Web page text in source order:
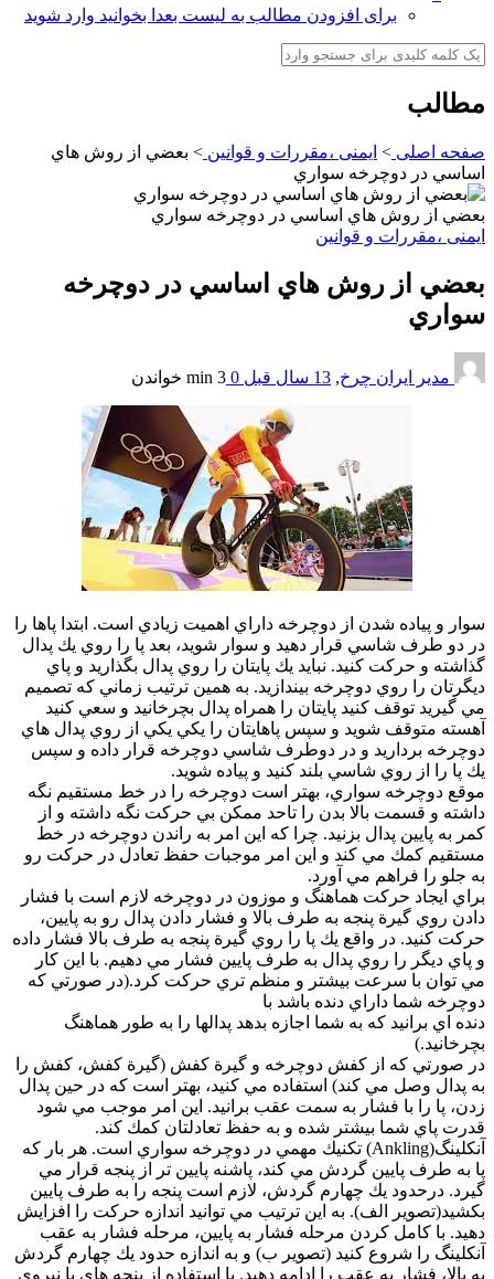
برای افزودن مطالب به لیست بعدا بخوانید وارد شوید
مطالب
صفحه اصلی > ایمنی ،مقررات و قوانین > بعضي از روش هاي
اساسي در دوچرخه سواري
بعضي از روش هاي اساسي در دوچرخه سواري
ایمنی ،مقررات و قوانین
بعضي از روش هاي اساسي در دوچرخه
سواري
مدیر ایران چرخ, 13 سال قبل 0
3 min خواندن
سوار و پياده شدن از دوچرخه داراي اهميت زيادي است. ابتدا پاها را
در دو طرف شاسي قرار دهيد و سوار شويد، بعد پا را روي يك پدال
گذاشته و حركت كنيد. نبايد يك پايتان را روي پدال بگذاريد و پاي
ديگرتان را روي دوچرخه بيندازيد. به همين ترتيب زماني كه تصميم
مي گيريد توقف كنيد پايتان را همراه پدال بچرخانيد و سعي كنيد
آهسته متوقف شويد و سپس پاهايتان را يكي يكي از روي پدال هاي
دوچرخه برداريد و در دوطرف شاسي دوچرخه قرار داده و سپس
يك پا را از روي شاسي بلند كنيد و پياده شويد.
موقع دوچرخه سواري، بهتر است دوچرخه را در خط مستقيم نگه
داشته و قسمت بالا بدن را تاحد ممكن بي حركت نگه داشته و از
كمر به پايين پدال بزنيد. چرا كه اين امر به راندن دوچرخه در خط
مستقيم كمك مي كند و اين امر موجبات حفظ تعادل در حركت رو
به جلو را فراهم مي آورد.
براي ايجاد حركت هماهنگ و موزون در دوچرخه لازم است با فشار
دادن روي گيرة پنجه به طرف بالا و فشار دادن پدال رو به پايين،
حركت كنيد. در واقع يك پا را روي گيرة پنجه به طرف بالا فشار داده
و پاي ديگر را روي پدال به طرف پايين فشار مي دهيم. با اين كار
مي توان با سرعت بيشتر و منظم تري حركت كرد.(در صورتي كه
دوچرخه شما داراي دنده باشد با
دنده اي برانيد كه به شما اجازه بدهد پدالها را به طور هماهنگ
بچرخانيد.)
در صورتي كه از كفش دوچرخه و گيرة كفش (گيرة كفش، كفش را
به پدال وصل مي كند) استفاده مي كنيد، بهتر است كه در حين پدال
زدن، پا را با فشار به سمت عقب برانيد. اين امر موجب مي شود
قدرت پاي شما بيشتر شده و به حفظ تعادلتان كمك كند.
آنكلينگ(Ankling) تكنيك مهمي در دوچرخه سواري است. هر بار كه
پا به طرف پايين گردش مي كند، پاشنه پايين تر از پنجه قرار مي
گيرد. درحدود يك چهارم گردش، لازم است پنجه را به طرف پايين
بكشيد(تصوير الف). به اين ترتيب مي توانيد اندازه حركت را افزايش
دهيد. با كامل كردن مرحله فشار به پايين، مرحله فشار به عقب
آنكلينگ را شروع كنيد (تصوير ب) و به اندازه حدود يك چهارم گردش
به بالا، فشار به عقب را ادامه دهيد. با استفاده از پنجه هاي پا نيروي